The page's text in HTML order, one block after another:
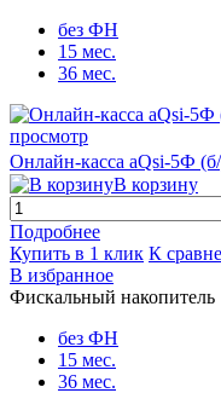
без ФН
15 мес.
36 мес.
просмотр
Онлайн-касса aQsi-5Ф
В корзину
Подробнее
Купить в 1 клик К
В избранное
Фискальный накопитель
без ФН
15 мес.
36 мес.